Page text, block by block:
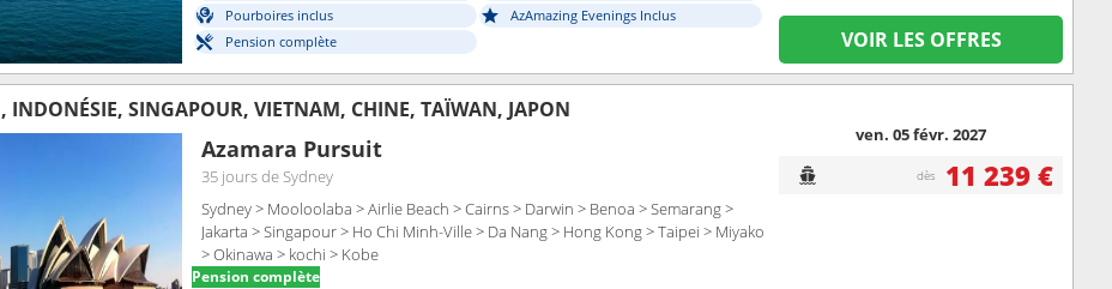
Pourboires inclus
AzAmazing Evenings Inclus
Pension complète
VOIR LES OFFRES
INDONÉSIE, SINGAPOUR, VIETNAM, CHINE, TAÏWAN, JAPON
Azamara Pursuit
35 joursde Sydney
Sydney > Mooloolaba > Airlie Beach > Cairns > Darwin > Benoa > Semarang >
Jakarta > Singapour > Ho Chi Minh-Ville > Da Nang > Hong Kong > Taipei > Miyako
> Okinawa > kochi > Kobe
Pension complète
ven. 05 févr. 2027
dès 11 239 €